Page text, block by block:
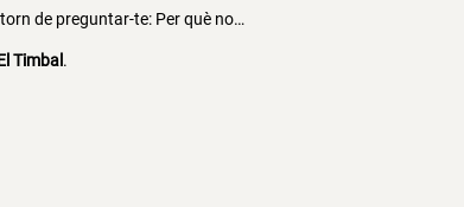
de preguntar-te: Per què no…
Timbal .